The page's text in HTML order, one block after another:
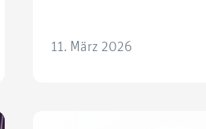
11. März 2026